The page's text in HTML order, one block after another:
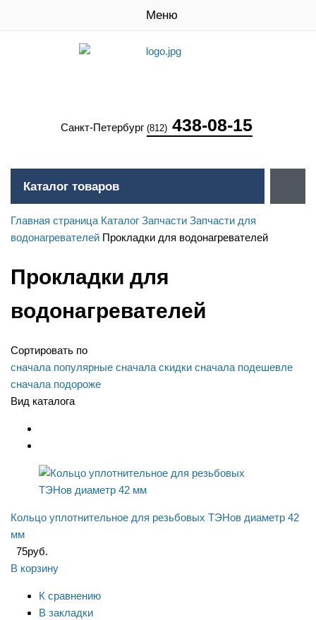
Меню
Санкт-Петербург (812) 438-08-15
Каталог товаров
Главная страница Каталог Запчасти Запчасти для
водонагревателей Прокладки для водонагревателей
Прокладки для
водонагревателей
Сортировать по
сначала популярные сначала скидки сначала подешевле
сначала подороже
Вид каталога
Кольцо уплотнительное для резьбовых ТЭНов диаметр 42
мм
75руб.
В корзину
К сравнению
В закладки